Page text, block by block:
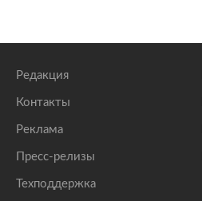
Редакция
Контакты
Реклама
Пресс-релизы
Техподдержка